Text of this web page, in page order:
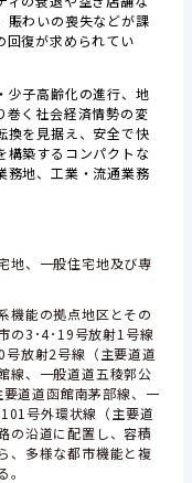
賑わいの喪失などが課
回復が求められてい
子高齢化の進行、地
巻く社会経済情勢の変
換を見据え、安全で快
構築するコンパクトな
務地、工業・流通業務
地、一般住宅地及び専
機能の拠点地区とその
の3･4･19号放射1号線
放射2号線（主要道道
線、一般道道五稜郭公
道道函館南茅部線、一
号外環状線（主要道
の沿道に配置し、容積
、多様な都市機能と複